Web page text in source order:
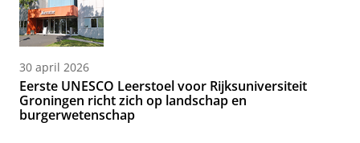
30 april 2026
Eerste UNESCO Leerstoel voor Rijksuniversiteit
Groningen richt zich op landschap en
burgerwetenschap